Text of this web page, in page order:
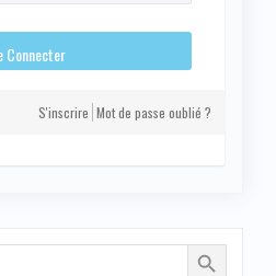
S'inscrire Mot de passe oublié ?
Search Search Button